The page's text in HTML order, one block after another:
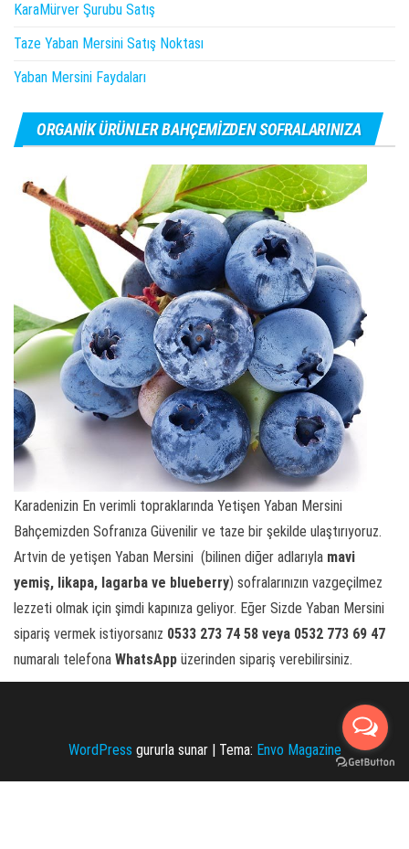
KaraMürver Şurubu Satış
Taze Yaban Mersini Satış Noktası
Yaban Mersini Faydaları
ORGANIK ÜRÜNLER BAHÇEMIZDEN SOFRALARINIZA
Karadenizin En verimli topraklarında Yetişen Yaban Mersini
Bahçemizden Sofranıza Güvenilir ve taze bir şekilde ulaştırıyoruz.
Artvin de yetişen Yaban Mersini (bilinen diğer adlarıyla mavi
yemiş, likapa, lagarba ve blueberry) sofralarınızın vazgeçilmez
lezzeti olmak için şimdi kapınıza geliyor. Eğer Sizde Yaban Mersini
sipariş vermek istiyorsanız 0533 273 74 58 veya 0532 773 69 47
numaralı telefona WhatsApp üzerinden sipariş verebilirsiniz.
WordPress gururla sunar | Tema: Envo Magazine